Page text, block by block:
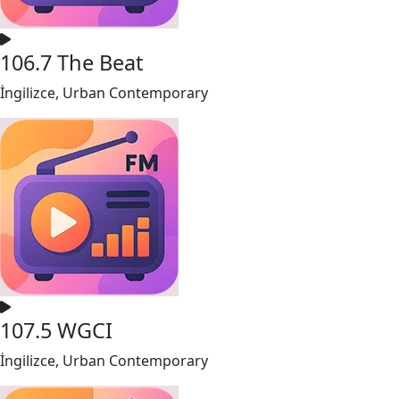
106.7 The Beat
İngilizce, Urban Contemporary
107.5 WGCI
İngilizce, Urban Contemporary